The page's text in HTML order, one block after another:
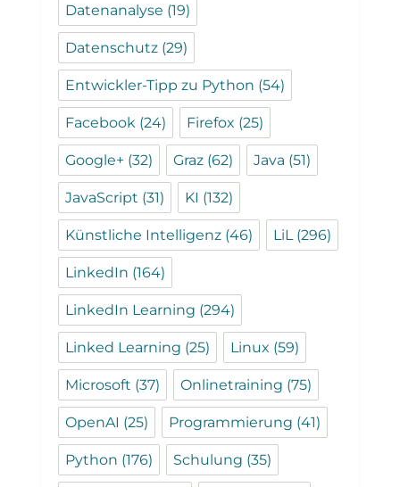
Datenanalyse (19)
Datenschutz (29)
Entwickler-Tipp zu Python (54)
Facebook (24) Firefox (25)
Google+ (32) Graz (62) Java (51)
JavaScript (31) KI (132)
Künstliche Intelligenz (46) LiL(296)
LinkedIn (164)
LinkedIn Learning (294)
Linked Learning (25) Linux (59)
Microsoft (37) Onlinetraining (75)
OpenAI (25) Programmierung (41)
Python (176) Schulung (35)